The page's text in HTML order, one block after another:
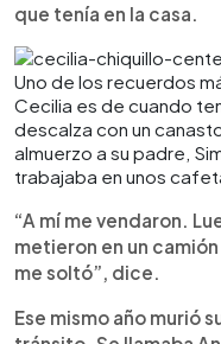
que tenía en la casa.
Uno de los recuerdos
Cecilia es de cuando
descalza con un
almuerzo a su padre,
trabajaba en unos
“A mí me vendaron.
metieron en un
me soltó”, dice.
Ese mismo año murió